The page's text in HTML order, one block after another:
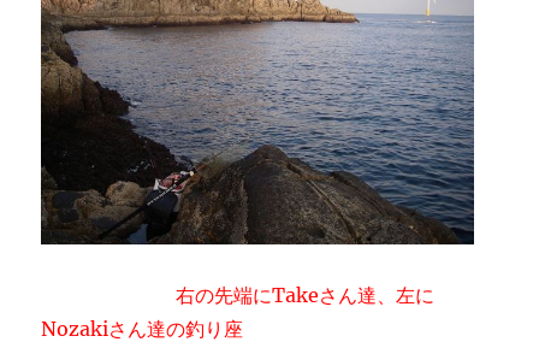
右の先端にTakeさん達、左に
Nozakiさん達の釣り座